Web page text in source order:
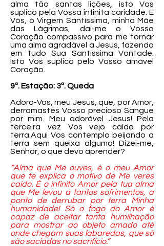
alma tão santas lições, isto Vos
suplico pela Vossa infinita caridade. E
Vós, ó Virgem Santíssima, minha Mãe
das Lágrimas, dai-me o Vosso
Coração compassivo para me tornar
uma alma agradável a Jesus, fazendo
em tudo Sua Santíssima Vontade.
Isto Vos suplico pelo Vosso amável
Coração.
9ª. Estação: 3ª. Queda
Adoro-Vos, meu Jesus, que, por Amor,
derramastes Vosso precioso Sangue
por mim. Meu adorável Jesus! Pela
terceira vez Vos vejo caído por
terra.Aqui Vos contemplo beijando a
terra sem queixa alguma! Dizei-me,
Senhor, o que devo aprender?
“Alma que Me ouves, é o meu Amor
que te explica o motivo de Me veres
caído. É o infinito Amor pela tua alma
que Me levou a tantos sofrimentos, a
ponto de derrubar por terra Minha
humanidade! Só o fogo do Amor é
capaz de aceitar tanta humilhação
para mostrar ao objeto amado até
onde chegam suas labaredas, que só
são saciadas no sacrifício.”